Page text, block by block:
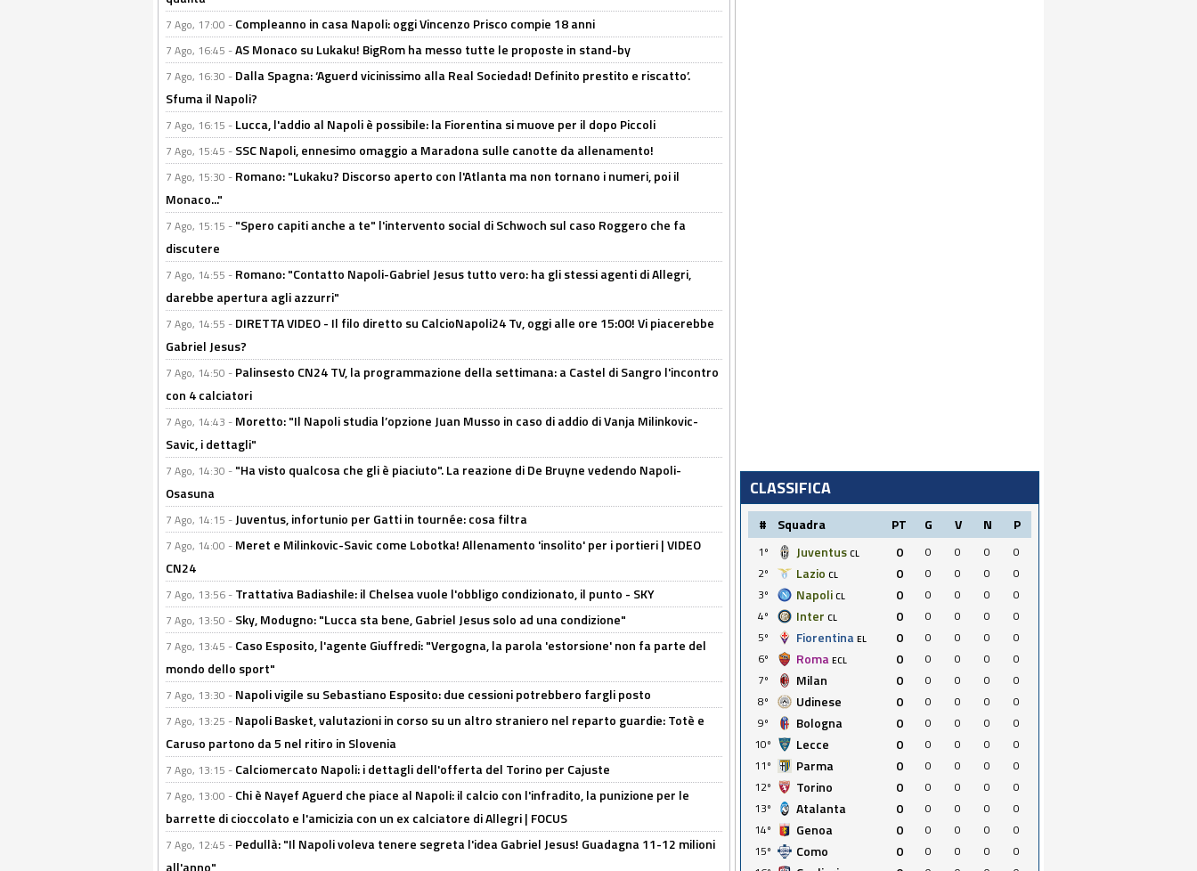
7 Ago, 17:00 - Compleanno in casa Napoli: oggi Vincenzo Prisco compie 18 anni
7 Ago, 16:45 -AS Monaco su Lukaku! BigRom ha messo tutte le proposte in stand-by
7 Ago, 16:30 - Dalla Spagna: ‘Aguerd vicinissimo alla Real Sociedad! Definito prestito e riscatto’.
Sfuma il Napoli?
7 Ago, 16:15 - Lucca, l'addio al Napoli è possibile: la Fiorentina si muove per il dopo Piccoli
7 Ago, 15:45 - SSC Napoli, ennesimo omaggio a Maradona sulle canotte da allenamento!
7 Ago, 15:30 - Romano: "Lukaku? Discorso aperto con l'Atlanta ma non tornano i numeri, poi il
Monaco..."
7 Ago, 15:15 - "Spero capiti anche a te" l'intervento social di Schwoch sul caso Roggero che fa
discutere
7 Ago, 14:55 - Romano: "Contatto Napoli-Gabriel Jesus tutto vero: ha gli stessi agenti di Allegri,
darebbe apertura agli azzurri"
7 Ago, 14:55 - DIRETTA VIDEO - Il filo diretto su CalcioNapoli24 Tv, oggi alle ore 15:00! Vi piacerebbe
Gabriel Jesus?
7 Ago, 14:50 - Palinsesto CN24 TV, la programmazione della settimana: a Castel di Sangro l'incontro
con 4 calciatori
7 Ago, 14:43 - Moretto: "Il Napoli studia l’opzione Juan Musso in caso di addio di Vanja Milinkovic-
Savic, i dettagli"
7 Ago, 14:30 - "Ha visto qualcosa che gli è piaciuto". La reazione di De Bruyne vedendo Napoli-
Osasuna
7 Ago, 14:15 - Juventus, infortunio per Gatti in tournée: cosa filtra
7 Ago, 14:00 - Meret e Milinkovic-Savic come Lobotka! Allenamento 'insolito' per i portieri | VIDEO
CN24
7 Ago, 13:56 - Trattativa Badiashile: il Chelsea vuole l'obbligo condizionato, il punto - SKY
7 Ago, 13:50 - Sky, Modugno: "Lucca sta bene, Gabriel Jesus solo ad una condizione"
7 Ago, 13:45 - Caso Esposito, l'agente Giuffredi: "Vergogna, la parola 'estorsione' non fa parte del
mondo dello sport"
7 Ago, 13:30 - Napoli vigile su Sebastiano Esposito: due cessioni potrebbero fargli posto
7 Ago, 13:25 - Napoli Basket, valutazioni in corso su un altro straniero nel reparto guardie: Totè e
Caruso partono da 5 nel ritiro in Slovenia
7 Ago, 13:15 - Calciomercato Napoli: i dettagli dell'offerta del Torino per Cajuste
7 Ago, 13:00 - Chi è Nayef Aguerd che piace al Napoli: il calcio con l'infradito, la punizione per le
barrette di cioccolato e l'amicizia con un ex calciatore di Allegri | FOCUS
7 Ago, 12:45 - Pedullà: "Il Napoli voleva tenere segreta l'idea Gabriel Jesus! Guadagna 11-12 milioni
all'anno"
CLASSIFICA
# Squadra PT G V N P
1º Juventus CL 0 0 0 0
0
2º
Lazio CL 0 0 0 0
0
3º
Napoli CL 0 0 0 0
0
4º
Inter CL 0 0 0 0
0
5º
Fiorentina EL 0 0 0 0
0
6º
Roma ECL 0 0 0 0
0
7º
Milan 0 0 0 0
0
8º
Udinese 0 0 0 0
0
9º
Bologna 0 0 0 0
0
10º
Lecce 0 0 0 0
0
11º
Parma 0 0 0 0
0
12º
Torino 0 0 0 0
0
13º
Atalanta 0 0 0 0
0
14º
Genoa 0 0 0 0
0
15º
Como 0 0 0 0
0